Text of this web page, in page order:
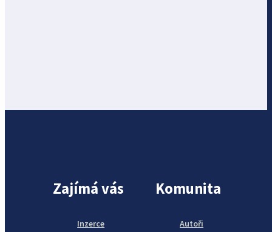
Zajímá vás
Inzerce
Komunita
Autoři